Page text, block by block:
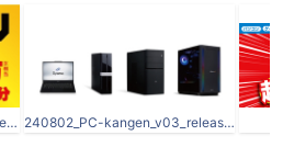
241025_PC-kangen_v01_ol_release.jpg 240802_PC-kangen_v03_release2.jpg